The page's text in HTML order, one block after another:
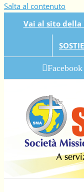
Salta al contenuto
Vai al sito della
Facebook